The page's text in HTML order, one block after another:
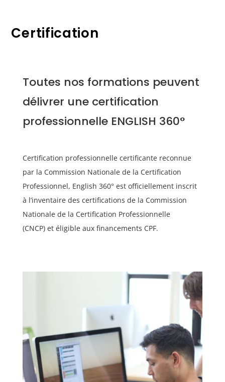
Certification
Toutes nos formations peuvent
délivrer une certification
professionnelle ENGLISH 360°
Certification professionnelle certificante reconnue
par la Commission Nationale de la Certification
Professionnel, English 360° est officiellement inscrit
à l’inventaire des certifications de la Commission
Nationale de la Certification Professionnelle
(CNCP)et éligible aux financements CPF.